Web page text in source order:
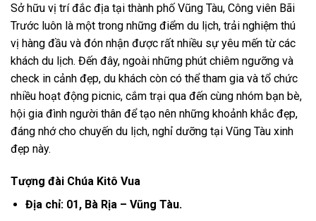
Sở hữu vị trí đắc địa tại thành phố Vũng Tàu, Công viên Bãi
Trước luôn là một trong những điểm du lịch, trải nghiệm thú
vị hàng đầu và đón nhận được rất nhiều sự yêu mến từ các
khách du lịch. Đến đây, ngoài những phút chiêm ngưỡng và
check in cảnh đẹp, du khách còn có thể tham gia và tổ chức
nhiều hoạt động picnic, cắm trại qua đến cùng nhóm bạn bè,
hội gia đình người thân để tạo nên những khoảnh khắc đẹp,
đáng nhớ cho chuyến du lịch, nghỉ dưỡng tại Vũng Tàu xinh
đẹp này.
Tượng đài Chúa Kitô Vua
Địa chỉ: 01, Bà Rịa – Vũng Tàu.